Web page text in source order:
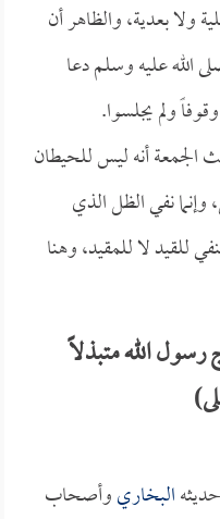
ولا بعدية، والظاهر أن
الله عليه وسلم دعا
ولم يجلسوا.
الجمعة أنه ليس للحيطان
نفي الظل الذي
للقيد لا للمقيد، وهنا
الله متبذلاً
البخاريوأصحاب